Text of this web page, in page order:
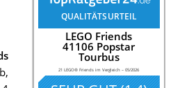
QUALITÄTSURTEIL
LEGO Friends
41106 Popstar
Tourbus
21 LEGO® Friends im Vergleich –05/2026